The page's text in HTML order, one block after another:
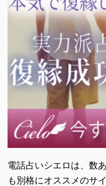
電話占いシエロは、数
も別格にオススメのサ